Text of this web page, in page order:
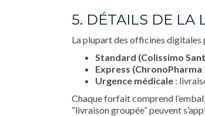
5. DÉTAILS DE LA
La plupart des officines
Standard (Colissimo
Express (ChronoPharma
Urgence médicale :
Chaque forfait comprend
“livraison groupée” peuvent